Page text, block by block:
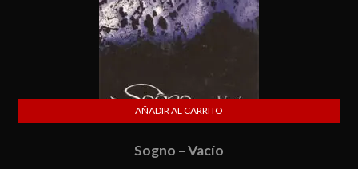
Sogno – Vacío
AÑADIR AL CARRITO